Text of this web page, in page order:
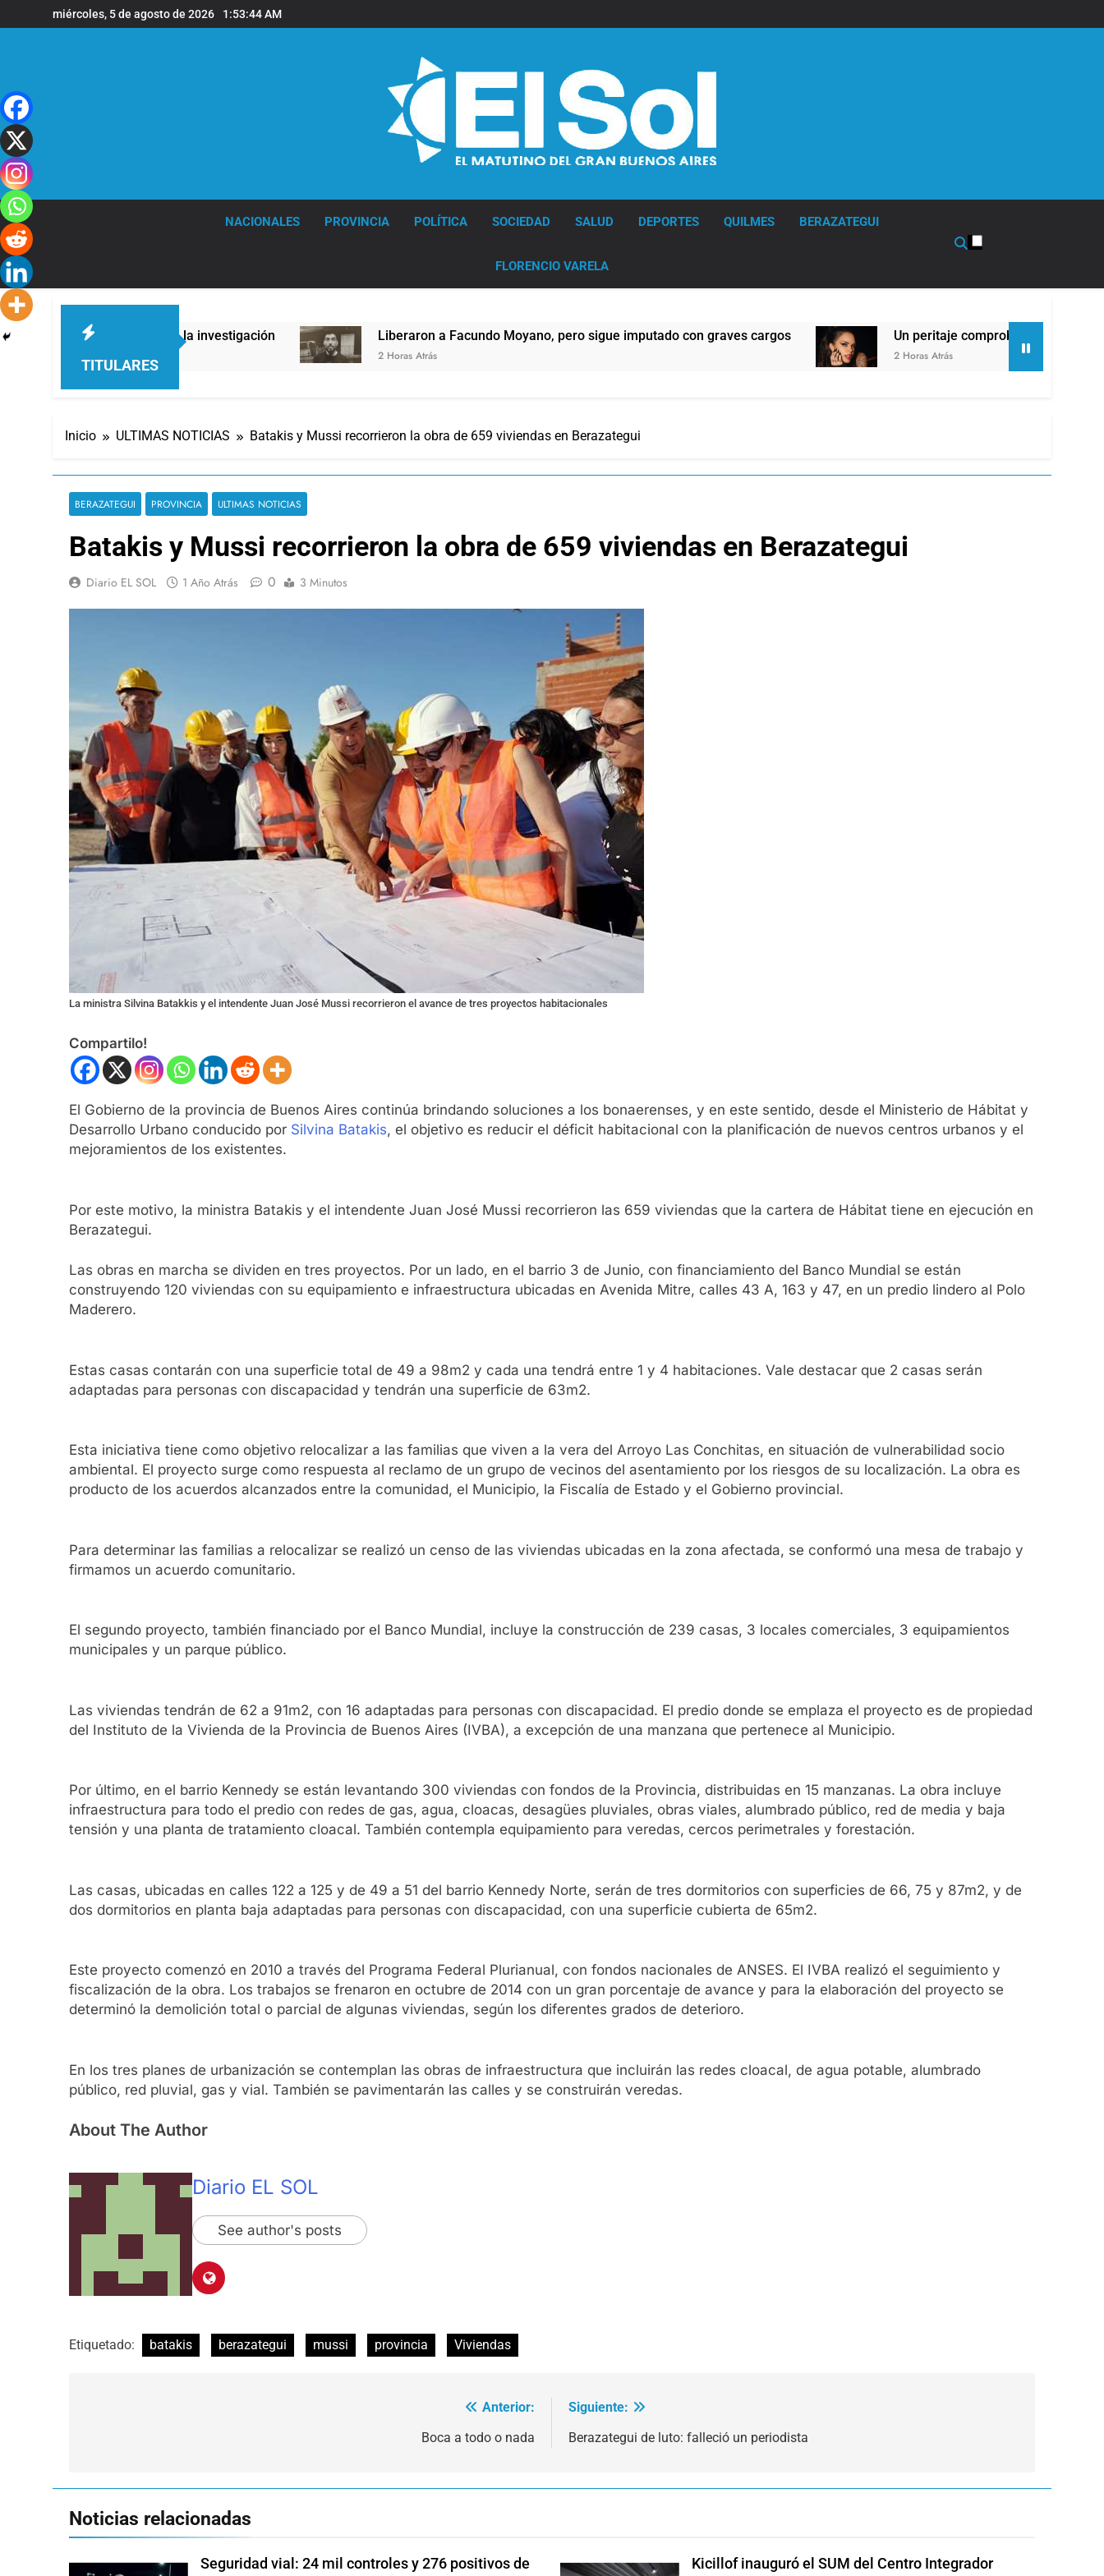
al
miércoles, 5 de agosto de 2026 1:53:45 AM
NACIONALES PROVINCIA POLÍTICA SOCIEDAD SALUD DEPORTES QUILMES BERAZATEGUI
FLORENCIO VARELA
TITULARES
en la investigación Liberaron a Facundo Moyano, pero sigue imputado con graves cargos
2 Horas Atrás
Un peritaje comprobó que Sofía Clerici no
2 Horas Atrás
Inicio ULTIMAS NOTICIAS Batakis y Mussi recorrieron la obra de 659 viviendas en Berazategui
BERAZATEGUI PROVINCIA ULTIMAS NOTICIAS
Batakis y Mussi recorrieron la obra de 659 viviendas en Berazategui
Diario EL SOL 1 Año Atrás 0 3 Minutos
La ministra Silvina Batakkis y el intendente Juan José Mussi recorrieron el avance de tres proyectos habitacionales
Compartilo!
El Gobierno de la provincia de Buenos Aires continúa brindando soluciones a los bonaerenses, y en este sentido, desde el Ministerio de Hábitat y
Desarrollo Urbano conducido por Silvina Batakis, el objetivo es reducir el déficit habitacional con la planificación de nuevos centros urbanos y el
mejoramientos de los existentes.
Por este motivo, la ministra Batakis y el intendente Juan José Mussi recorrieron las 659 viviendas que la cartera de Hábitat tiene en ejecución en
Berazategui.
Las obras en marcha se dividen en tres proyectos. Por un lado, en el barrio 3 de Junio, con financiamiento del Banco Mundial se están
construyendo 120 viviendas con su equipamiento e infraestructura ubicadas en Avenida Mitre, calles 43 A, 163 y 47, en un predio lindero al Polo
Maderero.
Estas casas contarán con una superficie total de 49 a 98m2 y cada una tendrá entre 1 y 4 habitaciones. Vale destacar que 2 casas serán
adaptadas para personas con discapacidad y tendrán una superficie de 63m2.
Esta iniciativa tiene como objetivo relocalizar a las familias que viven a la vera del Arroyo Las Conchitas, en situación de vulnerabilidad socio
ambiental. El proyecto surge como respuesta al reclamo de un grupo de vecinos del asentamiento por los riesgos de su localización. La obra es
producto de los acuerdos alcanzados entre la comunidad, el Municipio, la Fiscalía de Estado y el Gobierno provincial.
Para determinar las familias a relocalizar se realizó un censo de las viviendas ubicadas en la zona afectada, se conformó una mesa de trabajo y
firmamos un acuerdo comunitario.
El segundo proyecto, también financiado por el Banco Mundial, incluye la construcción de 239 casas, 3 locales comerciales, 3 equipamientos
municipales y un parque público.
Las viviendas tendrán de 62 a 91m2, con 16 adaptadas para personas con discapacidad. El predio donde se emplaza el proyecto es de propiedad
del Instituto de la Vivienda de la Provincia de Buenos Aires (IVBA), a excepción de una manzana que pertenece al Municipio.
Por último, en el barrio Kennedy se están levantando 300 viviendas con fondos de la Provincia, distribuidas en 15 manzanas. La obra incluye
infraestructura para todo el predio con redes de gas, agua, cloacas, desagües pluviales, obras viales, alumbrado público, red de media y baja
tensión y una planta de tratamiento cloacal. También contempla equipamiento para veredas, cercos perimetrales y forestación.
Las casas, ubicadas en calles 122 a 125 y de 49 a 51 del barrio Kennedy Norte, serán de tres dormitorios con superficies de 66, 75 y 87m2, y de
dos dormitorios en planta baja adaptadas para personas con discapacidad, con una superficie cubierta de 65m2.
Este proyecto comenzó en 2010 a través del Programa Federal Plurianual, con fondos nacionales de ANSES. El IVBA realizó el seguimiento y
fiscalización de la obra. Los trabajos se frenaron en octubre de 2014 con un gran porcentaje de avance y para la elaboración del proyecto se
determinó la demolición total o parcial de algunas viviendas, según los diferentes grados de deterioro.
En los tres planes de urbanización se contemplan las obras de infraestructura que incluirán las redes cloacal, de agua potable, alumbrado
público, red pluvial, gas y vial. También se pavimentarán las calles y se construirán veredas.
About The Author
Diario EL SOL
See author's posts
Etiquetado: batakis berazategui mussi provincia Viviendas
Anterior:
Boca a todo o nada
Siguiente:
Berazategui de luto: falleció un periodista
Noticias relacionadas
Seguridad vial: 24 mil controles y 276 positivos de
Kicillof inauguró el SUM del Centro Integrador